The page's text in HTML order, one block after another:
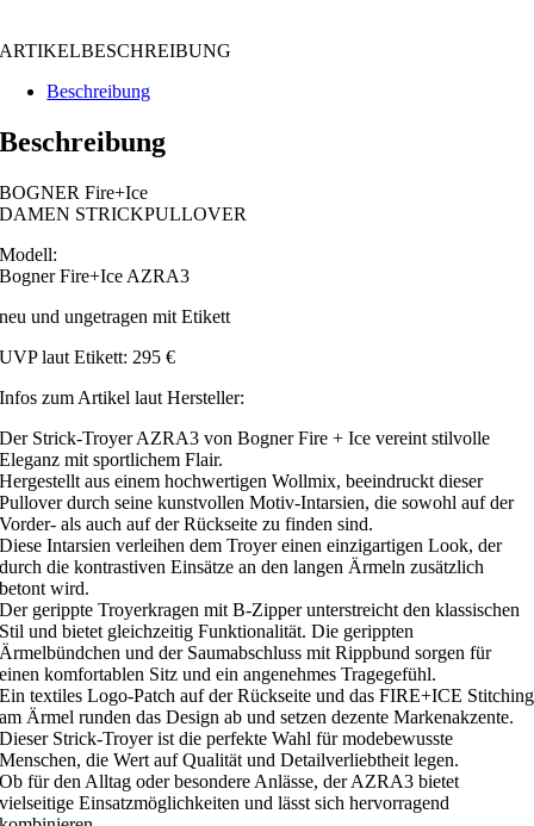
ARTIKELBESCHREIBUNG
Beschreibung
Beschreibung
BOGNER Fire+Ice
DAMEN STRICKPULLOVER
Modell:
Bogner Fire+Ice AZRA3
neu und ungetragen mit Etikett
UVP laut Etikett: 295 €
Infos zum Artikel laut Hersteller:
Der Strick-Troyer AZRA3 von Bogner Fire + Ice vereint stilvolle
Eleganz mit sportlichem Flair.
Hergestellt aus einem hochwertigen Wollmix, beeindruckt dieser
Pullover durch seine kunstvollen Motiv-Intarsien, die sowohl auf der
Vorder- als auch auf der Rückseite zu finden sind.
Diese Intarsien verleihen dem Troyer einen einzigartigen Look, der
durch die kontrastiven Einsätze an den langen Ärmeln zusätzlich
betont wird.
Der gerippte Troyerkragen mit B-Zipper unterstreicht den klassischen
Stil und bietet gleichzeitig Funktionalität. Die gerippten
Ärmelbündchen und der Saumabschluss mit Rippbund sorgen für
einen komfortablen Sitz und ein angenehmes Tragegefühl.
Ein textiles Logo-Patch auf der Rückseite und das FIRE+ICE Stitching
am Ärmel runden das Design ab und setzen dezente Markenakzente.
Dieser Strick-Troyer ist die perfekte Wahl für modebewusste
Menschen, die Wert auf Qualität und Detailverliebtheit legen.
Ob für den Alltag oder besondere Anlässe, der AZRA3 bietet
vielseitige Einsatzmöglichkeiten und lässt sich hervorragend